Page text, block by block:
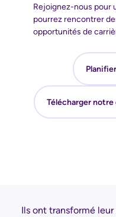
Rejoignez-nous pour
pourrez rencontrer
opportunités de
Télécharger
Ils ont transformé